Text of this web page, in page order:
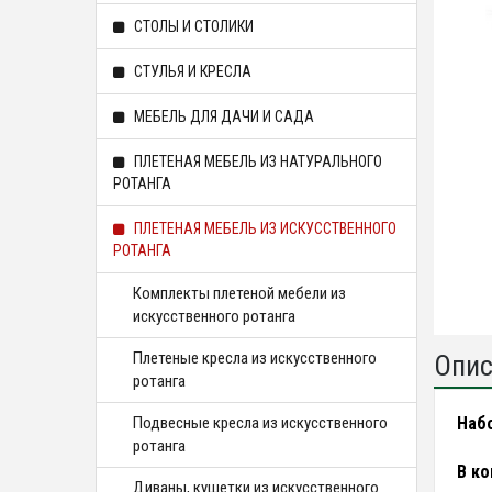
СТОЛЫ И СТОЛИКИ
СТУЛЬЯ И КРЕСЛА
МЕБЕЛЬ ДЛЯ ДАЧИ И САДА
ПЛЕТЕНАЯ МЕБЕЛЬ ИЗ НАТУРАЛЬНОГО
РОТАНГА
ПЛЕТЕНАЯ МЕБЕЛЬ ИЗ ИСКУССТВЕННОГО
РОТАНГА
Комплекты плетеной мебели из
искусственного ротанга
Плетеные кресла из искусственного
ротанга
Подвесные кресла из искусственного
ротанга
Диваны, кушетки из искусственного
В